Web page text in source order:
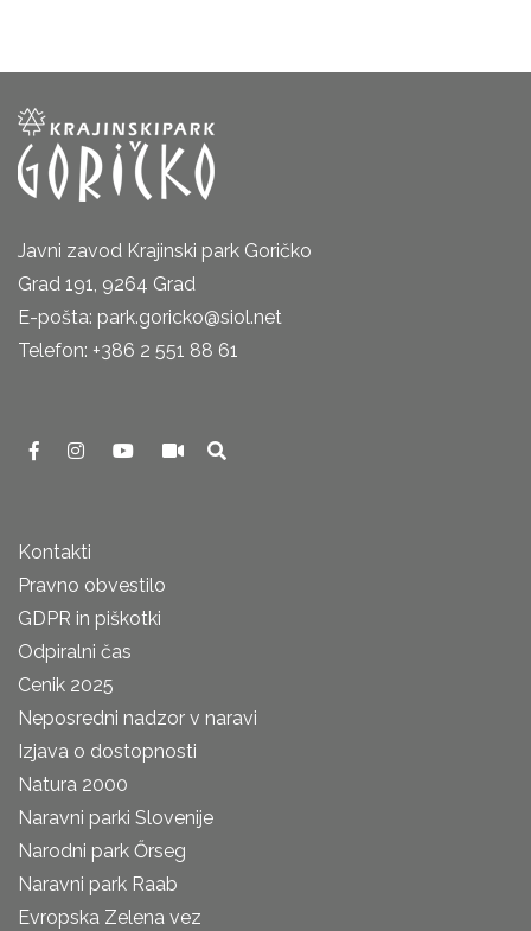
Javni zavod Krajinski park Goričko
Grad 191, 9264 Grad
E-pošta: park.goricko@siol.net
Telefon: +386 2 551 88 61
Kontakti
Pravno obvestilo
GDPR in piškotki
Odpiralni čas
Cenik 2025
Neposredni nadzor v naravi
Izjava o dostopnosti
Natura 2000
Naravni parki Slovenije
Narodni park Őrseg
Naravni park Raab
Evropska Zelena vez